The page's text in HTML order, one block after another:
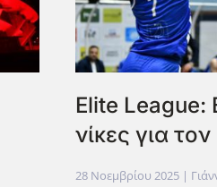
Elite League:
νίκες για
28 Νοεμβρίου 2025 |